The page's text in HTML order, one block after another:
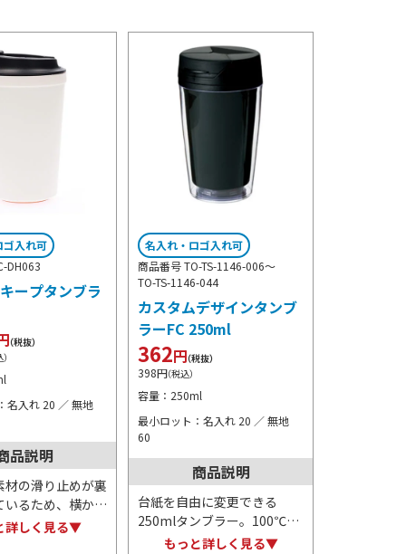
DH063
ープタンブラ
（税抜）
名入れ 20 ／ 無地
入れ可
品説明
材の滑り止めが裏
いるため、横から
倒れにくい便利
詳しく見る▼
商品番号 TO-TS-1146-006～
TO-TS-1146-044
カスタムデザインタンブ
ラーFC 250ml
362円（税抜）
398円（税込）
容量：250ml
最小ロット：名入れ 20 ／ 無地
60
名入れ・ロゴ入れ可
商品説明
台紙を自由に変更できる
250mlタンブラー。100℃ま
での耐熱効果がある上、開閉
もっと詳しく見る▼